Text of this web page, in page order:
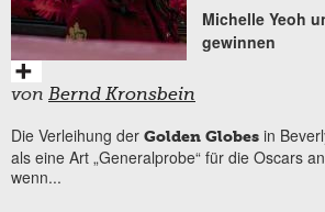
Michelle Yeoh
gewinnen
von Bernd Kronsbein
Die Verleihung der Golden Globes in
als eine Art „Generalprobe“ für die Oscars
wenn...